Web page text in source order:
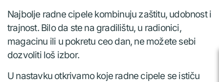
Najbolje radne cipele kombinuju zaštitu, udobnost i
trajnost. Bilo da ste na gradilištu, u radionici,
magacinu ili u pokretu ceo dan, ne možete sebi
dozvoliti loš izbor.
U nastavku otkrivamo koje radne cipele se ističu